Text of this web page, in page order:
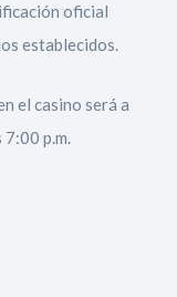
oficial
establecidos.
el casino será a
p.m.